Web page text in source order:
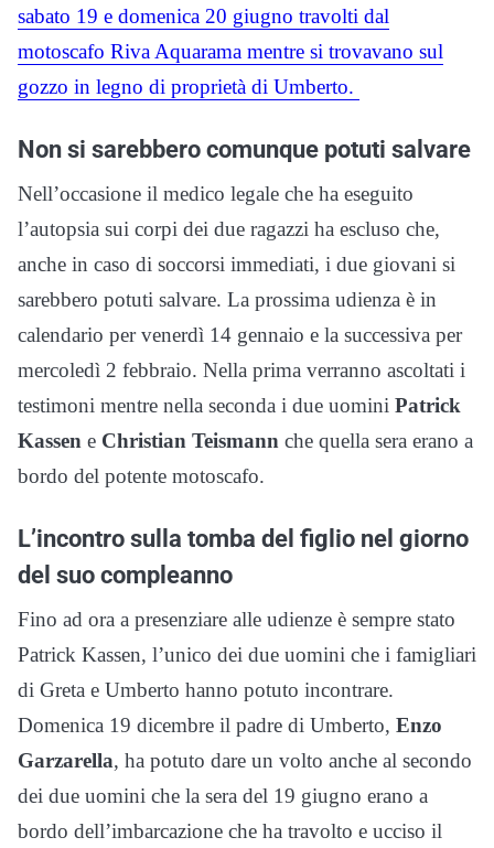
sabato 19 e domenica 20 giugno travolti dal
motoscafo Riva Aquarama mentre si trovavano sul
gozzo in legno di proprietà di Umberto.
Non si sarebbero comunque potuti salvare
Nell’occasione il medico legale che ha eseguito
l’autopsia sui corpi dei due ragazzi ha escluso che,
anche in caso di soccorsi immediati, i due giovani si
sarebbero potuti salvare. La prossima udienza è in
calendario per venerdì 14 gennaio e la successiva per
mercoledì 2 febbraio. Nella prima verranno ascoltati i
testimoni mentre nella seconda i due uomini Patrick
Kassen e Christian Teismann che quella sera erano a
bordo del potente motoscafo.
L’incontro sulla tomba del figlio nel giorno
del suo compleanno
Fino ad ora a presenziare alle udienze è sempre stato
Patrick Kassen, l’unico dei due uomini che i famigliari
di Greta e Umberto hanno potuto incontrare.
Domenica 19 dicembre il padre di Umberto, Enzo
Garzarella, ha potuto dare un volto anche al secondo
dei due uomini che la sera del 19 giugno erano a
bordo dell’imbarcazione che ha travolto e ucciso il